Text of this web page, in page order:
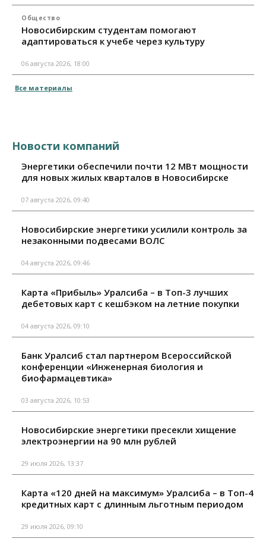
Общество
Новосибирским студентам помогают
адаптироваться к учебе через культуру
06 августа 2026, 18:00
Все материалы
Новости компаний
Энергетики обеспечили почти 12 МВт мощности
для новых жилых кварталов в Новосибирске
07 августа 2026, 09:40
Новосибирские энергетики усилили контроль за
незаконными подвесами ВОЛС
04 августа 2026, 09:46
Карта «Прибыль» Уралсиба – в Топ-3 лучших
дебетовых карт с кешбэком на летние покупки
04 августа 2026, 09:10
Банк Уралсиб стал партнером Всероссийской
конференции «Инженерная биология и
биофармацевтика»
03 августа 2026, 10:53
Новосибирские энергетики пресекли хищение
электроэнергии на 90 млн рублей
29 июля 2026, 13:37
Карта «120 дней на максимум» Уралсиба – в Топ-4
кредитных карт с длинным льготным периодом
29 июля 2026, 09:10